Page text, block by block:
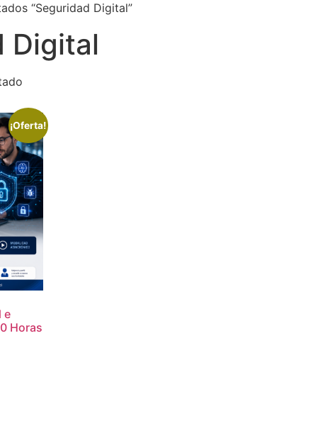
“Seguridad Digital”
Digital
¡Oferta!
e
Horas